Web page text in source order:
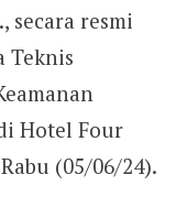
secara resmi
Teknis
Hotel Four
(05/06/24).